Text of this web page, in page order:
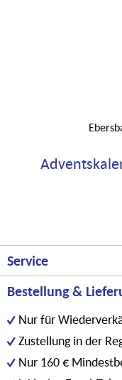
Service
Bestellung &
Nur für
Zustellung in der
Nur 160 €